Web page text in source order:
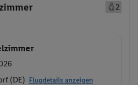
2
(DE) Flugdetails anzeigen